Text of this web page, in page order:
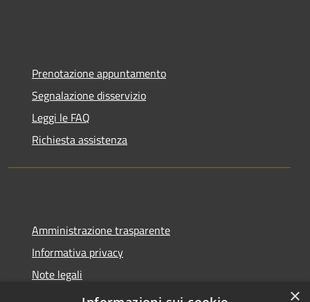
Prenotazione appuntamento
Segnalazione disservizio
Leggi le FAQ
Richiesta assistenza
Amministrazione trasparente
Informativa privacy
Note legali
Dichiarazione di accessibilità
×